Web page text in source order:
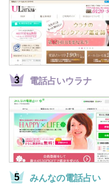
電話占いウラナ
みんなの電話占い